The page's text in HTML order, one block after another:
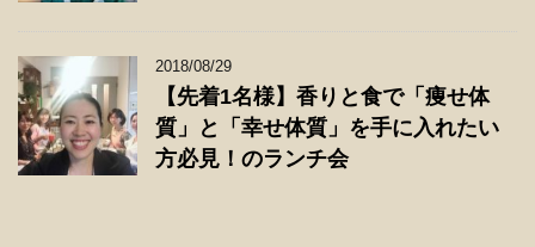
2018/08/29
【先着1名様】香りと食で「痩せ体
質」と「幸せ体質」を手に入れたい
方必見！のランチ会